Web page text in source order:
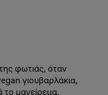
φωτιάς, όταν
γιουβαρλάκια,
το μαγείρεμα.